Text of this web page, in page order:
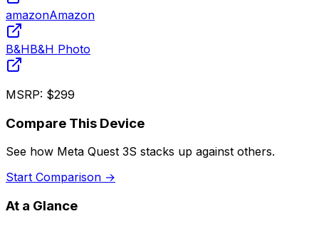
amazonAmazon
B&HB&H Photo
MSRP: $299
Compare This Device
See how Meta Quest 3S stacks up against others.
Start Comparison →
At a Glance